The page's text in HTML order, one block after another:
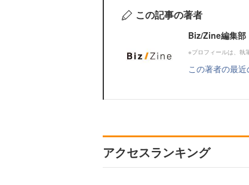
この記事の著者
Biz/Zine編集部
※プロフィールは、執
この著者の最
アクセスランキング